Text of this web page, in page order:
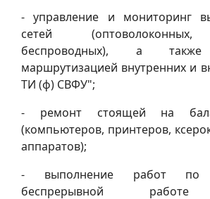
- управление и мониторинг
сетей (оптоволоконных,
беспроводных), а также
маршрутизацией внутренних и
ТИ (ф) СВФУ";
- ремонт стоящей на
(компьютеров, принтеров,
аппаратов);
- выполнение работ
беспрерывной работе